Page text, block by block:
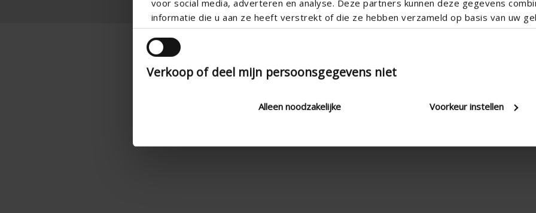
voor social media, adverteren en analyse. Deze partners kunnen deze gegevens
informatie die u aan ze heeft verstrekt of die ze hebben verzameld op basis van uw
Verkoop of deel mijn persoonsgegevens niet
Alleen noodzakelijke Voorkeur instellen